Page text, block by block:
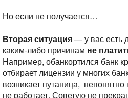
Но если не получается…
Вторая ситуация— у вас есть
каким-либо причинам не
Например, обанкортился банк
отбирает лицензии у многих
возникает путаница,
не работает. Советую не